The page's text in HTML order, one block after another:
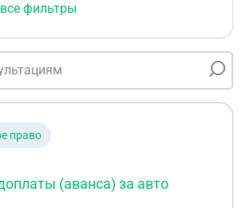
фильтры
право
(аванса) за авто